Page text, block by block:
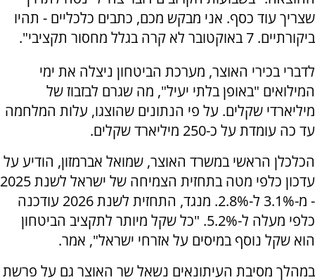
שצריך עוד כסף. אני מבקש מכם, כתבים כלכליים - תהיו
ביקורתיים. 7 באוקטובר לא קרה בגלל מחסור תקציבי".
לדברי בכירי האוצר, מערכת הביטחון ניצלה את ימי
המילואים "באופן בלתי יעיל", מה שגרם לבזבוז של
מיליארדי שקלים. על פי הנתונים שהוצגו, עלות המלחמה
עד כה עומדת על כ-250 מיליארד שקלים.
הכלכלן הראשי במשרד האוצר, שמואל אברמזון, הודיע על
עדכון כלפי מטה בתחזית הצמיחה של ישראל לשנת 2025
- מ-3.1% ל-2.8%. מנגד, התחזית לשנת 2026 עודכנה
כלפי מעלה ל-5.2%. "כל שקל מיותר לתקציב הביטחון
הוא שקל נוסף במיסים על אזרחי ישראל", אמר.
במהלך מסיבת העיתונאים נשאל שר האוצר גם על פרשת